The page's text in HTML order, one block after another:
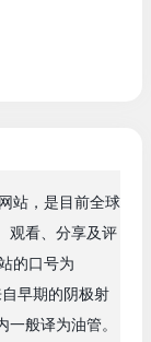
站，是目前全球
观看、分享及评
的口号为
早期的阴极射
般译为油管。